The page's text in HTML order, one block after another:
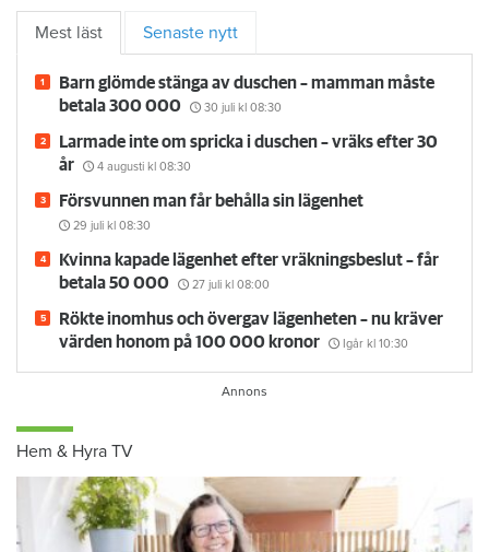
Mest läst Senaste nytt
Barn glömde stänga av duschen – mamman måste
betala 300 000
30 juli kl 08:30
Larmade inte om spricka i duschen – vräks efter 30
år
4 augusti kl 08:30
Försvunnen man får behålla sin lägenhet
29 juli kl 08:30
Kvinna kapade lägenhet efter vräkningsbeslut – får
betala 50 000
27 juli kl 08:00
Rökte inomhus och övergav lägenheten – nu kräver
värden honom på 100 000 kronor
Igår kl 10:30
Hem & Hyra TV